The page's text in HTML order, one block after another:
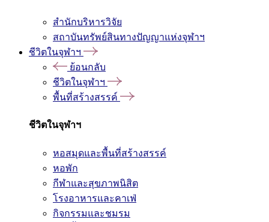
สำนักบริหารวิจัย
สถาบันทรัพย์สินทางปัญญาแห่งจุฬาฯ
ชีวิตในจุฬาฯ
ย้อนกลับ
ชีวิตในจุฬาฯ
พื้นที่สร้างสรรค์
ชีวิตในจุฬาฯ
หอสมุดและพื้นที่สร้างสรรค์
หอพัก
กีฬาและสุขภาพนิสิต
โรงอาหารและคาเฟ่
กิจกรรมและชมรม